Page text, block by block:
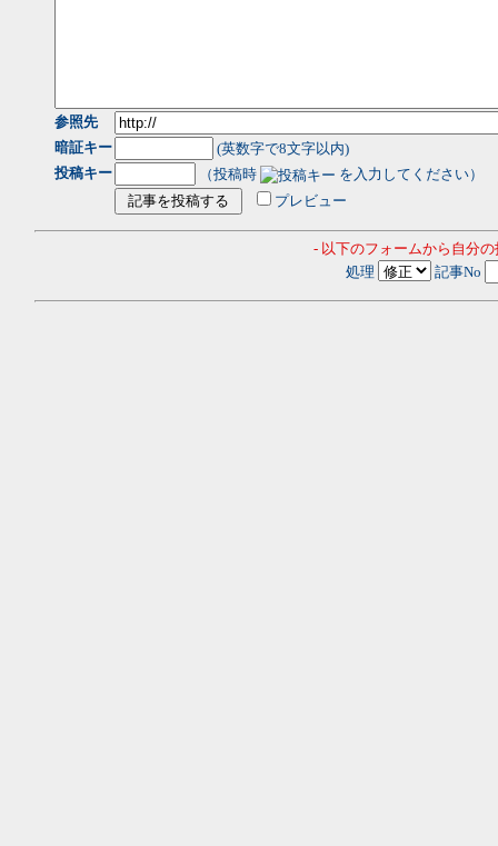
参照先
暗証キー
(英数字で8文字以内)
投稿キー
（投稿時
を入力してください）
プレビュー
- 以下のフォームから自分
処理
記事No